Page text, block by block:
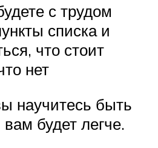
с трудом
списка и
что стоит
нет
научитесь быть
будет легче.